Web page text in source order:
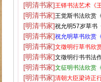
[明清书家]王铎书法艺术《
[明清书家]王觉斯书法欣赏
[明清书家]祝允明57岁草书
[明清书家]祝允明草书欣赏
[明清书家]文徵明行草书欣
[明清书家]文徵明行书书法
两种
[明清书家]文征明书法欣赏
[明清书家]清朝大臣梁诗正